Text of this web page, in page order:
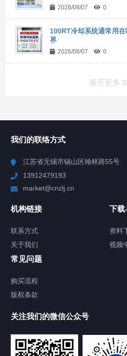
2026/08/07 0
100RT冷却系统通常用
界
2026/08/07 0
展开更多
Chiller高精度制冷循环器
TCU温度控制单元
Chiller气体控温系统
Chamber试验箱
我们的联络方式
江苏省无锡市锡山区翰林路55号
13912479193
market@cnzlj.cn
机构链接
联系方式
关于我们
下载
资料
视频
常见问题
购买流程
版权条款
关注我们的微信公众号